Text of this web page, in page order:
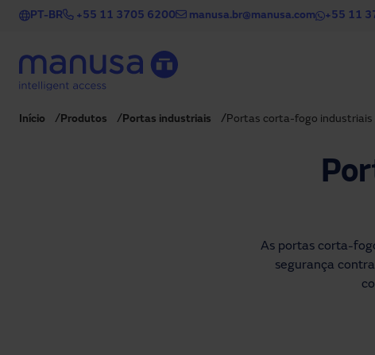
Pular para o conteúdo principal
PT-BR +55 11 3705 6200 manusa.br@manusa.com +55 11
Início Produtos Portas industriais Portas corta-fogo industriais
As portas corta-
segurança